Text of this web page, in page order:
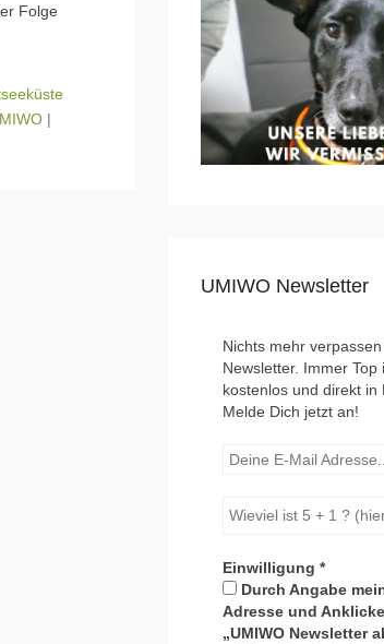
Folge
|
UMIWO Newsletter
Nichts mehr
Newsletter. Immer Top
kostenlos und direkt in
Melde Dich jetzt an!
Einwilligung *
Durch Angabe
Adresse und
„UMIWO Newsletter